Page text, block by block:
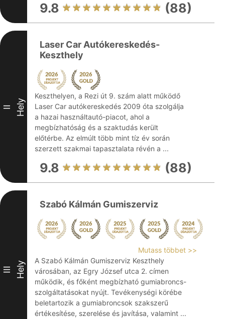
9.8 (88)
II Hely
Laser Car Autókereskedés-
Keszthely
Keszthelyen, a Rezi út 9. szám alatt működő
Laser Car autókereskedés 2009 óta szolgálja
a hazai használtautó-piacot, ahol a
megbízhatóság és a szaktudás került
előtérbe. Az elmúlt több mint tíz év során
szerzett szakmai tapasztalata révén a ...
9.8 (88)
III Hely
Szabó Kálmán Gumiszerviz
Mutass többet >>
A Szabó Kálmán Gumiszerviz Keszthely
városában, az Egry József utca 2. címen
működik, és főként megbízható gumiabroncs-
szolgáltatásokat nyújt. Tevékenységi körébe
beletartozik a gumiabroncsok szakszerű
értékesítése, szerelése és javítása, valamint ...